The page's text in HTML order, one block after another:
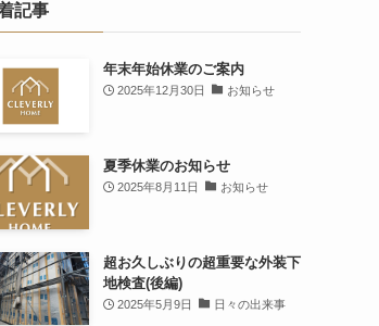
記事
年末年始休業のご案内
2025年12月30日 お知らせ
夏季休業のお知らせ
2025年8月11日 お知らせ
超お久しぶりの超重要な外装下
地検査(後編)
2025年5月9日 日々の出来事